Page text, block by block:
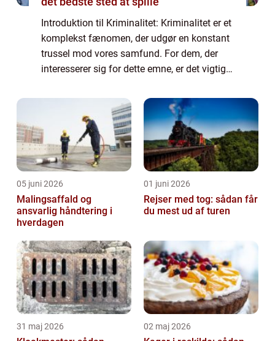
Introduktion til Kriminalitet: Kriminalitet er et
komplekst fænomen, der udgør en konstant
trussel mod vores samfund. For dem, der
interesserer sig for dette emne, er det vigtigt
kriminalitet indebærer, samt ident...
05 juni 2026
Malingsaffald og
ansvarlig håndtering i
hverdagen
01 juni 2026
Rejser med tog: sådan får
du mest ud af turen
31 maj 2026 02 maj 2026